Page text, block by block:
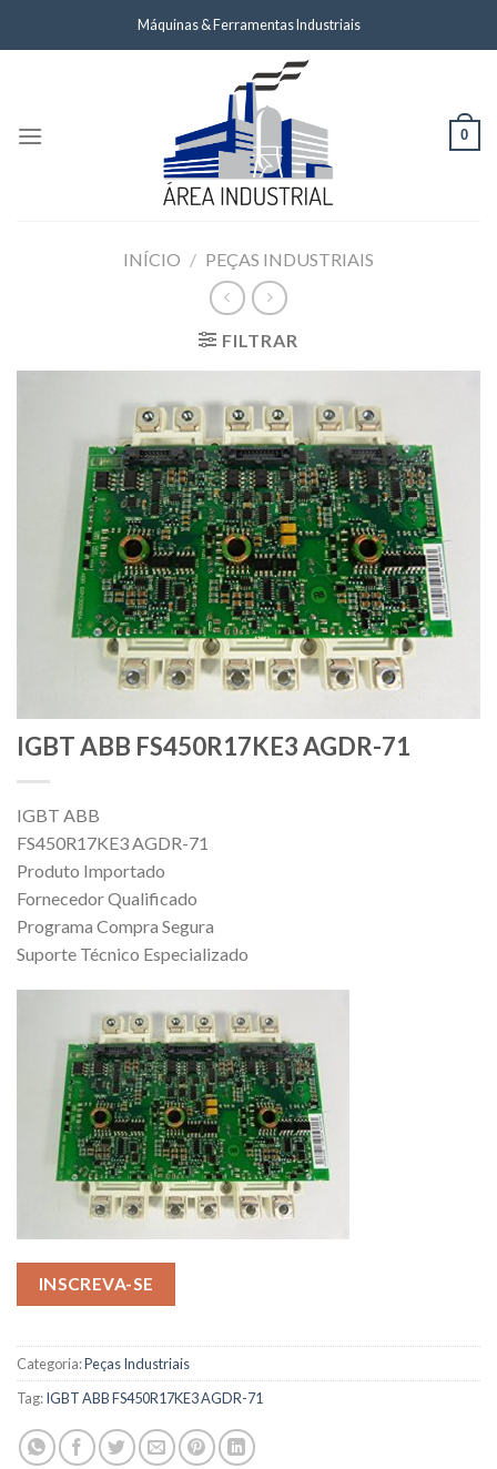
Máquinas & Ferramentas Industriais
0
INÍCIO / PEÇAS INDUSTRIAIS
FILTRAR
IGBT ABB FS450R17KE3 AGDR-71
IGBT ABB
FS450R17KE3 AGDR-71
Produto Importado
Fornecedor Qualificado
Programa Compra Segura
Suporte Técnico Especializado
INSCREVA-SE
Categoria:Peças Industriais
Tag:IGBT ABB FS450R17KE3 AGDR-71